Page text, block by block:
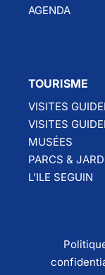
AGENDA
TOURISME
VISITES
VISITES
MUSÉES
PARCS &
L’ILE SEGUIN